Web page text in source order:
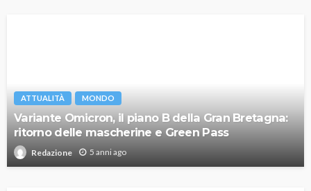
ATTUALITÀ MONDO
Variante Omicron, il piano B della Gran Bretagna:
ritorno delle mascherine e Green Pass
Redazione 5 anni ago